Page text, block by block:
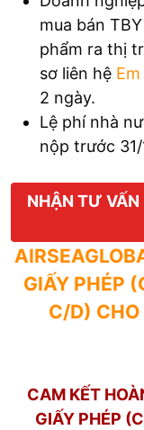
mua bán
phẩm ra thị
sơ liên hệ
2 ngày.
Lệ phí nhà
nộp trước
NHẬN TƯ
GIẤY PHÉP
C/D) CHO
CAM KẾT
GIẤY PHÉP